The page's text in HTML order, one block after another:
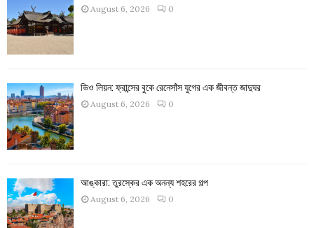
August 6, 2026 0
ভিও লিয়ন: ফ্রান্সের বুকে রেনেসাঁস যুগের এক জীবন্ত জাদুঘর
August 6, 2026 0
আঙ্কারা: তুরস্কের এক অনন্য শহরের গল্প
August 6, 2026 0